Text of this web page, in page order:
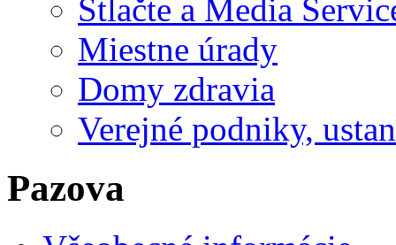
Stlačte a Media
Miestne úrady
Domy zdravia
Verejné podniky,
Pazova